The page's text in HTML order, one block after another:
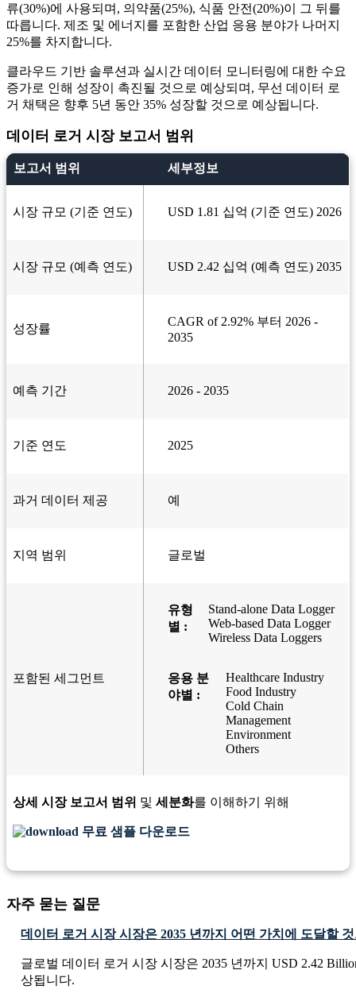
류(30%)에 사용되며, 의약품(25%), 식품 안전(20%)이 그 뒤를
따릅니다. 제조 및 에너지를 포함한 산업 응용 분야가 나머지
25%를 차지합니다.
클라우드 기반 솔루션과 실시간 데이터 모니터링에 대한 수요
증가로 인해 성장이 촉진될 것으로 예상되며, 무선 데이터 로
거 채택은 향후 5년 동안 35% 성장할 것으로 예상됩니다.
데이터 로거 시장 보고서 범위
보고서 범위 세부정보
시장 규모 (기준 연도) USD 1.81 십억 (기준 연도) 2026
시장 규모 (예측 연도) USD 2.42 십억 (예측 연도) 2035
성장률
CAGR of 2.92% 부터 2026 -
2035
예측 기간 2026 - 2035
기준 연도 2025
과거 데이터 제공 예
지역 범위 글로벌
포함된 세그먼트
유형
별 :
Stand-alone Data Logger
Web-based Data Logger
Wireless Data Loggers
응용 분
야별 :
Healthcare Industry
Food Industry
Cold Chain
Management
Environment
Others
상세 시장 보고서 범위 및 세분화를 이해하기 위해
무료 샘플 다운로드
자주 묻는 질문
데이터 로거 시장 시장은 2035 년까지 어떤 가치에 도달할
글로벌 데이터 로거 시장 시장은 2035 년까지 USD 2.42
상됩니다.